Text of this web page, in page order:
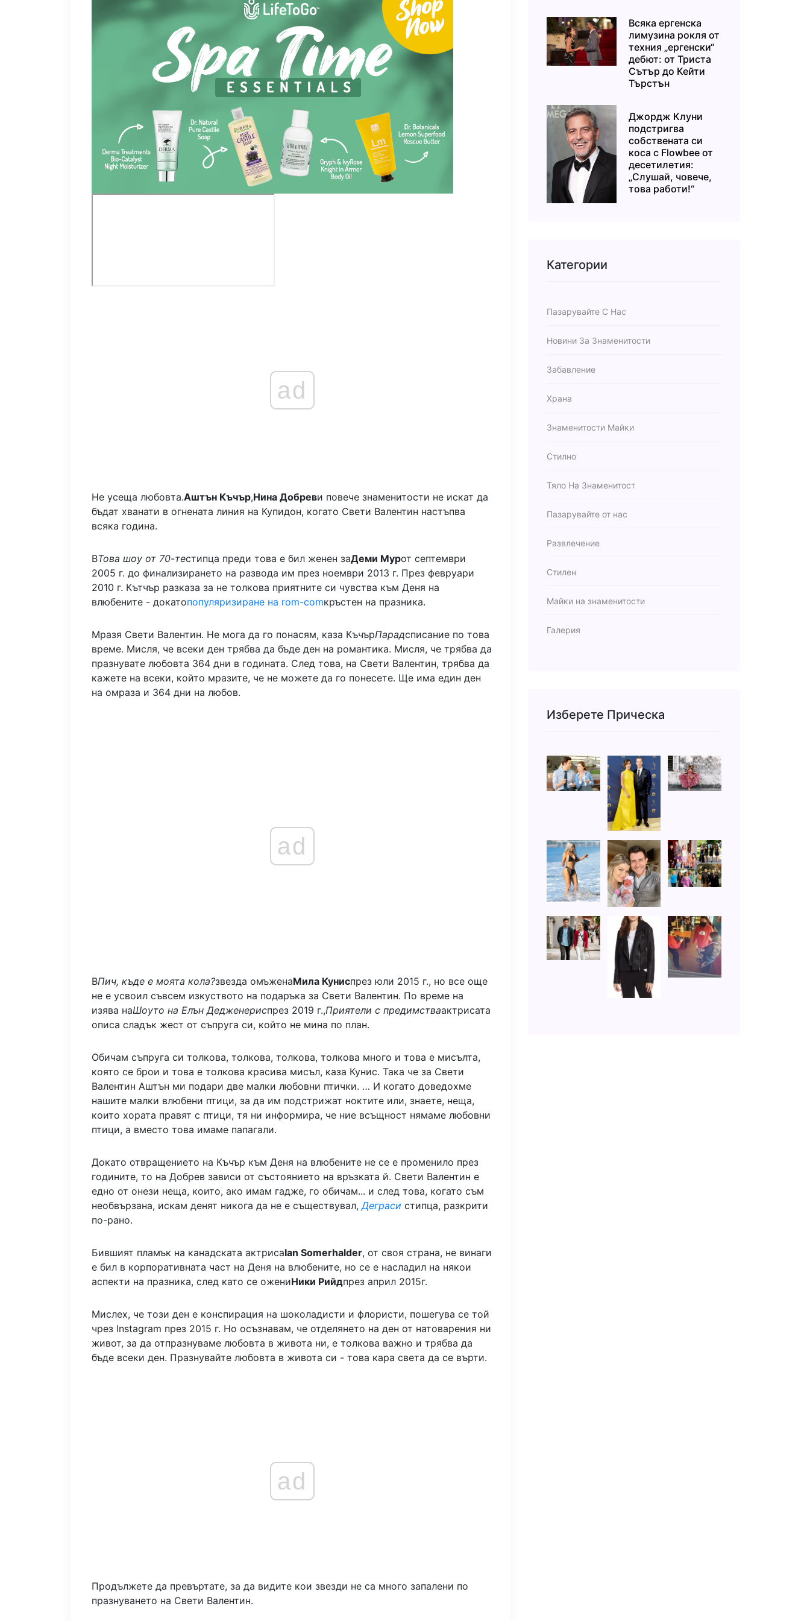
ad
Не усеща любовта.Аштън Къчър,Нина Добреви повече знаменитости не искат да
бъдат хванати в огнената линия на Купидон, когато Свети Валентин настъпва
всяка година.
ВТова шоу от 70-тестипца преди това е бил женен заДеми Мурот септември
2005 г. до финализирането на развода им през ноември 2013 г. През февруари
2010 г. Кътчър разказа за не толкова приятните си чувства към Деня на
влюбените - докатопопуляризиране на rom-comкръстен на празника.
Мразя Свети Валентин. Не мога да го понасям, каза КъчърПарадсписание по това
време. Мисля, че всеки ден трябва да бъде ден на романтика. Мисля, че трябва да
празнувате любовта 364 дни в годината. След това, на Свети Валентин, трябва да
кажете на всеки, който мразите, че не можете да го понесете. Ще има един ден
на омраза и 364 дни на любов.
ad
ВПич, къде е моята кола?звезда омъженаМила Куниспрез юли 2015 г., но все още
не е усвоил съвсем изкуството на подаръка за Свети Валентин. По време на
изява наШоуто на Елън Дедженериспрез 2019 г.,Приятели с предимстваактрисата
описа сладък жест от съпруга си, който не мина по план.
Обичам съпруга си толкова, толкова, толкова, толкова много и това е мисълта,
която се брои и това е толкова красива мисъл, каза Кунис. Така че за Свети
Валентин Аштън ми подари две малки любовни птички. … И когато доведохме
нашите малки влюбени птици, за да им подстрижат ноктите или, знаете, неща,
които хората правят с птици, тя ни информира, че ние всъщност нямаме любовни
птици, а вместо това имаме папагали.
Докато отвращението на Къчър към Деня на влюбените не се е променило през
годините, то на Добрев зависи от състоянието на връзката й. Свети Валентин е
едно от онези неща, които, ако имам гадже, го обичам... и след това, когато съм
необвързана, искам денят никога да не е съществувал, Деграси стипца, разкрити
по-рано.
Бившият пламък на канадската актрисаIan Somerhalder, от своя страна, не винаги
е бил в корпоративната част на Деня на влюбените, но се е насладил на някои
аспекти на празника, след като се ожениНики Рийдпрез април 2015г.
Мислех, че този ден е конспирация на шоколадисти и флористи, пошегува се той
чрез Instagram през 2015 г. Но осъзнавам, че отделянето на ден от натоварения ни
живот, за да отпразнуваме любовта в живота ни, е толкова важно и трябва да
бъде всеки ден. Празнувайте любовта в живота си - това кара света да се върти.
ad
Продължете да превъртате, за да видите кои звезди не са много запалени по
празнуването на Свети Валентин.
Всяка ергенска
лимузина рокля от
техния „ергенски“
дебют: от Триста
Сътър до Кейти
Търстън
Джордж Клуни
подстригва
собствената си
коса с Flowbee от
десетилетия:
„Слушай, човече,
това работи!“
Категории
Пазарувайте С Нас
Новини За Знаменитости
Забавление
Храна
Знаменитости Майки
Стилно
Тяло На Знаменитост
Пазарувайте от нас
Развлечение
Стилен
Майки на знаменитости
Галерия
Изберете Прическа